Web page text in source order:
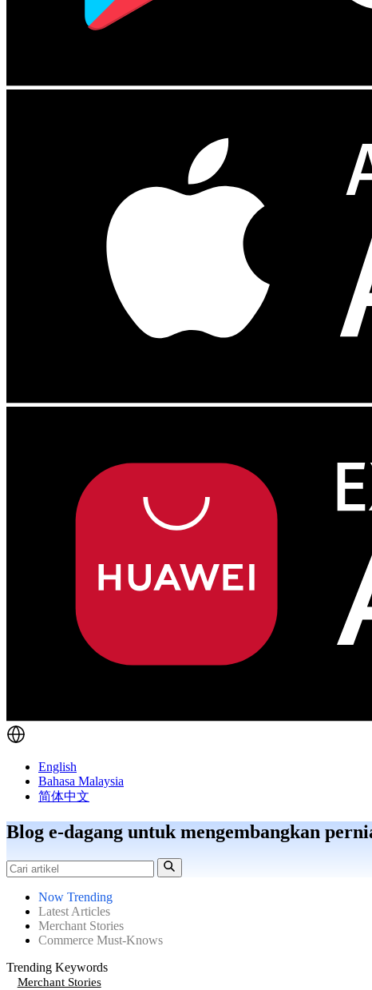
English
Bahasa Malaysia
简体中文
Blog e-dagang untuk mengembangkan
Now Trending
Latest Articles
Merchant Stories
Commerce Must-Knows
Trending Keywords
Merchant Stories